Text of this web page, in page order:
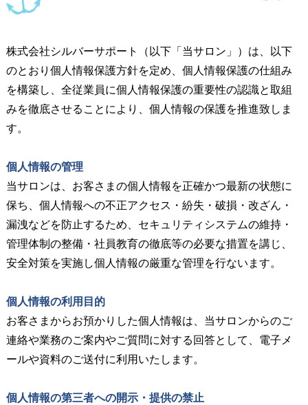
株式会社シルバーサポート（以下「当サロン」）は、以下
のとおり個人情報保護方針を定め、個人情報保護の仕組み
を構築し、全従業員に個人情報保護の重要性の認識と取組
みを徹底させることにより、個人情報の保護を推進致しま
す。
個人情報の管理
当サロンは、お客さまの個人情報を正確かつ最新の状態に
保ち、個人情報への不正アクセス・紛失・破損・改ざん・
漏洩などを防止するため、セキュリティシステムの維持・
管理体制の整備・社員教育の徹底等の必要な措置を講じ、
安全対策を実施し個人情報の厳重な管理を行ないます。
個人情報の利用目的
お客さまからお預かりした個人情報は、当サロンからのご
連絡や業務のご案内やご質問に対する回答として、電子メ
ールや資料のご送付に利用いたします。
個人情報の第三者への開示・提供の禁止